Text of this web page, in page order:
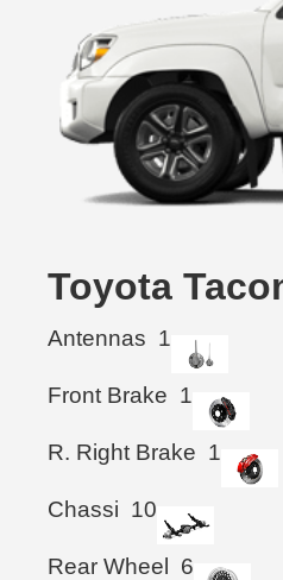
Toyota
Antennas 1
Front Brake 1
R. Right Brake 1
Chassi 10
Rear Wheel 6